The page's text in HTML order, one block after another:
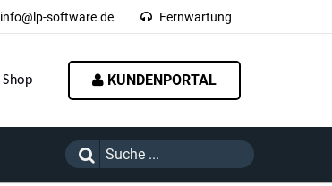
info@lp-software.de Fernwartung
Shop KUNDENPORTAL